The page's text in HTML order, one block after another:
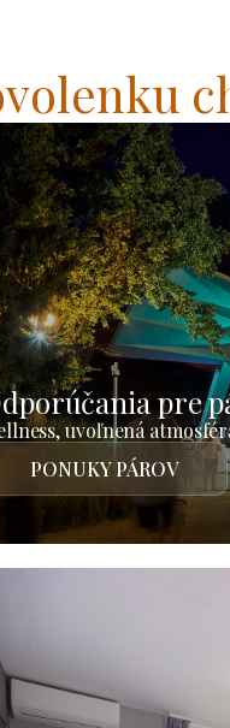
pre
uvoľnená
PONUKY PÁROV